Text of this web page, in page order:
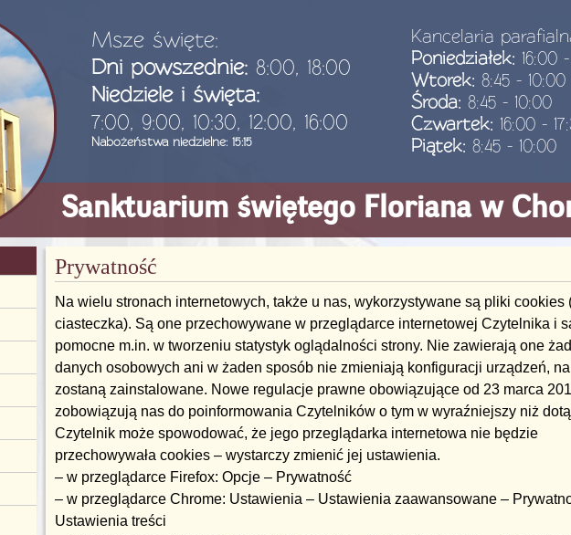
Msze święte:
Dni powszednie: 8:00, 18:00
Niedziele i święta:
7:00, 9:00, 10:30, 12:00, 16:00
Nabożeństwa niedzielne: 15:15
Kancelaria
Poniedziałek: 16:00
Wtorek: 8:45 - 10:00
Środa: 8:45 - 10:00
Czwartek: 16:00 -
Piątek: 8:45 - 10:00
Sanktuarium świętego Floriana w
Prywatność
Na wielu stronach internetowych, także u nas, wykorzystywane są pliki cookies
ciasteczka). Są one przechowywane w przeglądarce internetowej Czytelnika i
pomocne m.in. w tworzeniu statystyk oglądalności strony. Nie zawierają one
danych osobowych ani w żaden sposób nie zmieniają konfiguracji urządzeń,
zostaną zainstalowane. Nowe regulacje prawne obowiązujące od 23 marca
zobowiązują nas do poinformowania Czytelników o tym w wyraźniejszy niż
Czytelnik może spowodować, że jego przeglądarka internetowa nie będzie
przechowywała cookies – wystarczy zmienić jej ustawienia.
– w przeglądarce Firefox: Opcje – Prywatność
– w przeglądarce Chrome: Ustawienia – Ustawienia zaawansowane –
Ustawienia treści